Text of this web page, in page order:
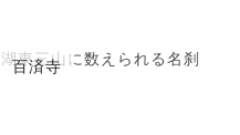
百済寺
湖東三山に数えられる名刹